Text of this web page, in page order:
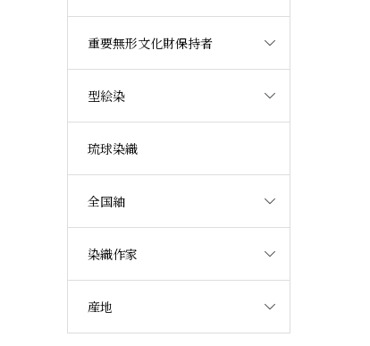
重要無形文化財保持者
型絵染
琉球染織
全国紬
染織作家
産地